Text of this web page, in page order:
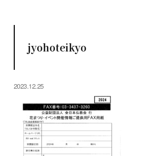
jyohoteikyo
2023.12.25